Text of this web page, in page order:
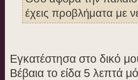
έχεις προβλήματα με
Εγκατέστησα στο δικό
Βέβαια το είδα 5 λεπτά